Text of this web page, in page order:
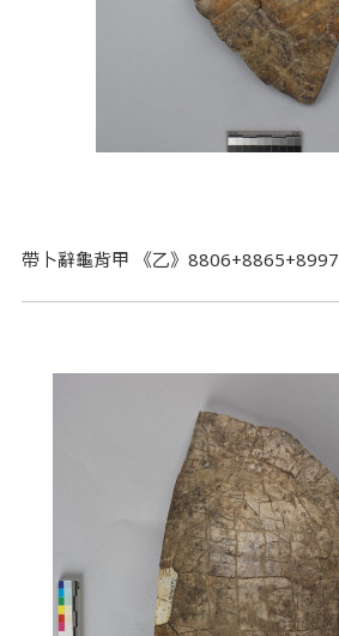
帶卜辭龜背甲 《乙》8806+8865+8997